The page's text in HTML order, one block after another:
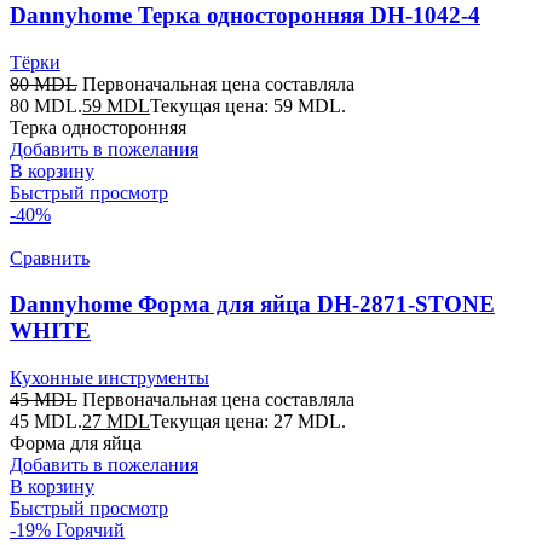
Dannyhome Терка односторонняя DH-1042-4
Тёрки
80MDL Первоначальная цена составляла
80 MDL.59 MDLТекущая цена: 59 MDL.
Терка односторонняя
Добавить в пожелания
В корзину
Быстрый просмотр
-40%
Сравнить
Dannyhome Форма для яйца DH-2871-STONE
WHITE
Кухонные инструменты
45MDL Первоначальная цена составляла
45 MDL.27 MDLТекущая цена: 27 MDL.
Форма для яйца
Добавить в пожелания
В корзину
Быстрый просмотр
-19% Горячий